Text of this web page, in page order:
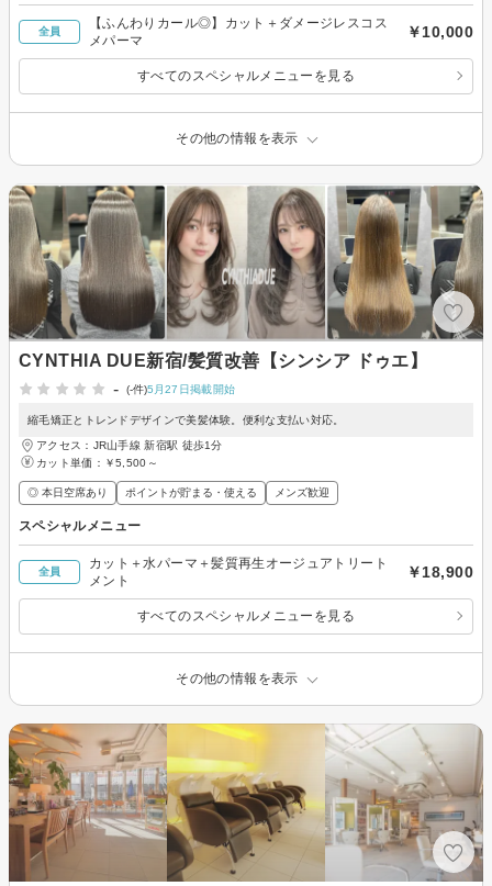
全員
【ふんわりカール◎】カット＋ダメージレスコス
メパーマ
￥10,000
すべてのスペシャルメニューを見る
その他の情報を表示
CYNTHIA DUE新宿/髪質改善【シンシア ドゥエ】
-
(-件)5月27日掲載開始
縮毛矯正とトレンドデザインで美髪体験。便利な支払い対応。
アクセス：JR山手線 新宿駅 徒歩1分
カット単価： ￥5,500～
◎ 本日空席あり ポイントが貯まる・使える メンズ歓迎
スペシャルメニュー
全員
カット＋水パーマ＋髪質再生オージュアトリート
メント
￥18,900
すべてのスペシャルメニューを見る
その他の情報を表示